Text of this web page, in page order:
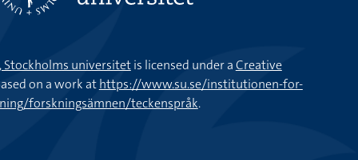
universitetis licensed under aCreative
on a work athttps://www.su.se/institutionen-for-
forskningsämnen/teckenspråk.